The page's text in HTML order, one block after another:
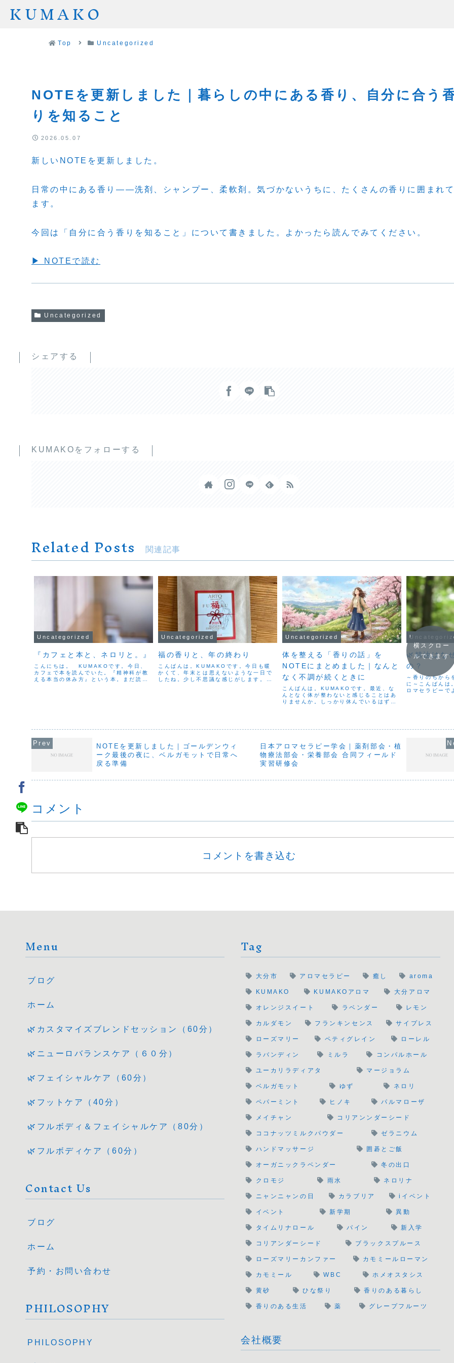
KUMAKO
Top Uncategorized
NOTEを更新しました｜暮らしの中にある香り、自分に合う
りを知ること
2026.05.07
新しいNOTEを更新しました。
日常の中にある香り——洗剤、シャンプー、柔軟剤。気づかないうちに、たくさんの香りに囲まれ
ます。
今回は「自分に合う香りを知ること」について書きました。よかったら読んでみてください。
▶ NOTEで読む
Uncategorized
シェアする
KUMAKOをフォローする
Related Posts 関連記事
Uncategorized
『カフェと本と、ネロリと。』
こんにちは。 KUMAKOです。今日、
カフェで本を読んでいた。『精神科が教
える本当の休み方』という本。まだ読み
Uncategorized
福の香りと、年の終わり
こんばんは。KUMAKOです。今日も暖
かくて、年末とは思えないような一日で
したね。少し不思議な感じがします。昨
Uncategorized
体を整える「香りの話」を
NOTEにまとめました｜なんと
なく不調が続くときに
こんばんは。KUMAKOです。最近、な
んとなく体が整わないと感じることはあ
りませんか。しっかり休んでいるはずな
🌿精油はな
の？
～香りのちから
に～こんばん
ロマセラピーで
横スクロー
ルできます
NOTEを更新しました｜ゴールデンウィ
ーク最後の夜に、ベルガモットで日常へ
戻る準備
日本アロマセラピー学会｜薬剤部会・植
物療法部会・栄養部会 合同フィールド
実習研修会
コメント
コメントを書き込む
Menu
ブログ
ホーム
🌿カスタマイズブレンドセッション（60分）
🌿ニューロバランスケア（６０分）
🌿フェイシャルケア（60分）
🌿フットケア（40分）
🌿フルボディ＆フェイシャルケア（80分）
🌿フルボディケア（60分）
Contact Us
ブログ
ホーム
予約・お問い合わせ
PHILOSOPHY
PHILOSOPHY
Tag
大分市 アロマセラピー 癒し aroma
KUMAKO KUMAKOアロマ 大分アロマ
オレンジスイート ラベンダー レモン
カルダモン フランキンセンス サイプレス
ローズマリー ペティグレイン ローレル
ラバンディン ミルラ コンパルホール
ユーカリラディアタ マージョラム
ベルガモット ゆず ネロリ
ペパーミント ヒノキ パルマローザ
メイチャン コリアンンダーシード
ココナッツミルクパウダー ゼラニウム
ハンドマッサージ 囲碁とご飯
オーガニックラベンダー 冬の出口
クロモジ 雨水 ネロリナ
ニャンニャンの日 カラブリア iイベント
イベント 新学期 異動
タイムリナロール パイン 新入学
コリアンダーシード ブラックスプルース
ローズマリーカンファー カモミールローマン
カモミール WBC ホメオスタシス
黄砂 ひな祭り 香りのある暮らし
香りのある生活 薬 グレープフルーツ
会社概要